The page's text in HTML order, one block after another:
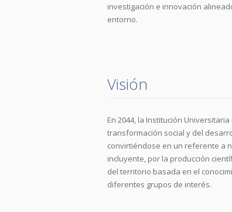
investigación e innovación
entorno.
Visión
En 2044, la Institución
transformación social y del
convirtiéndose en un referente a
incluyente, por la producción
del territorio basada en el
diferentes grupos de interés.